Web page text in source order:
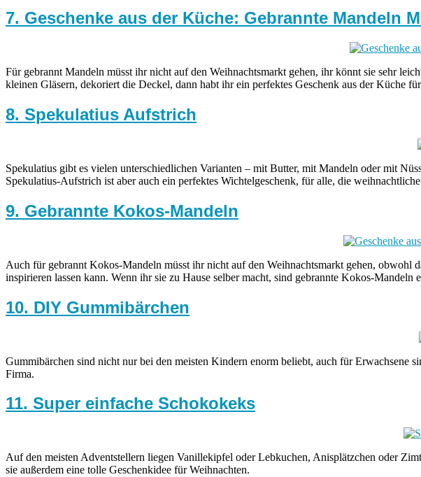
7. Geschenke aus der Küche: Gebrannte Mandeln
Für gebrannt Mandeln müsst ihr nicht auf den Weihnachtsmarkt gehen, ihr könnt sie sehr
kleinen Gläsern, dekoriert die Deckel, dann habt ihr ein perfektes Geschenk aus der Küche
8. Spekulatius Aufstrich
Spekulatius gibt es vielen unterschiedlichen Varianten – mit Butter, mit Mandeln oder mit
Spekulatius-Aufstrich ist aber auch ein perfektes Wichtelgeschenk, für alle, die
9. Gebrannte Kokos-Mandeln
Auch für gebrannt Kokos-Mandeln müsst ihr nicht auf den Weihnachtsmarkt gehen, obwohl
inspirieren lassen kann. Wenn ihr sie zu Hause selber macht, sind gebrannte Kokos-
10. DIY Gummibärchen
Gummibärchen sind nicht nur bei den meisten Kindern enorm beliebt, auch für Erwachsene
Firma.
11. Super einfache Schokokeks
Auf den meisten Adventstellern liegen Vanillekipfel oder Lebkuchen, Anisplätzchen oder
sie außerdem eine tolle Geschenkidee für Weihnachten.